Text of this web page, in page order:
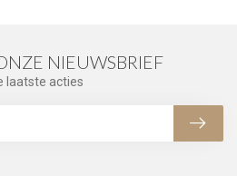
NIEUWSBRIEF
laatste acties